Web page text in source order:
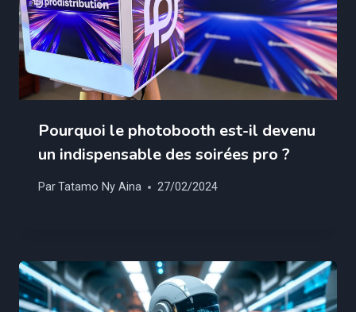
Pourquoi le photobooth est-il devenu
un indispensable des soirées pro ?
ParTatamo Ny Aina 27/02/2024